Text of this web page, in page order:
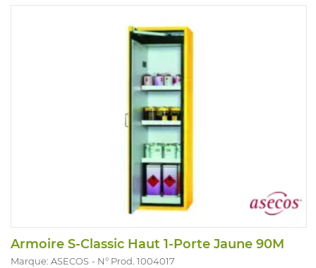
possible sur demande.
Armoire S-Classic Haut 1-Porte Jaune 90M
Marque: ASECOS N° Prod. 1004017